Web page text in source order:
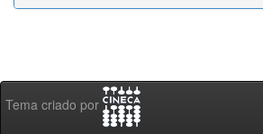
Tema criado por